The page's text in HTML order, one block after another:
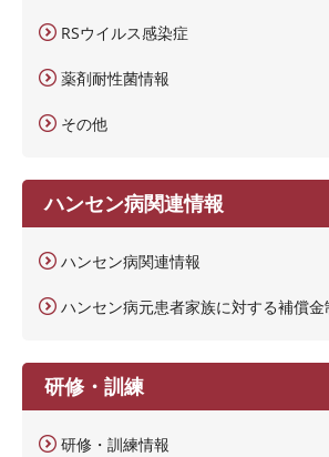
RSウイルス感染症
薬剤耐性菌情報
その他
ハンセン病関連情報
ハンセン病関連情報
ハンセン病元患者家族に対する補償
研修・訓練
研修・訓練情報